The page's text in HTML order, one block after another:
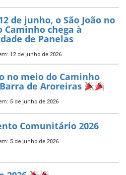
de junho, o São João no
Caminho chega à
de Panelas
12 de junho de 2026
no meio do Caminho
de Aroreiras
5 de junho de 2026
Comunitário 2026
5 de junho de 2026